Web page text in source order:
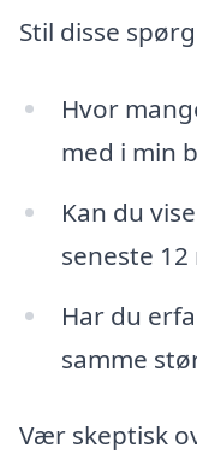
Stil disse
Hvor
med i min
Kan du
seneste
Har du
samme
Vær skeptisk